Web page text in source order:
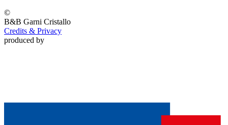
©
B&B Garni Cristallo
Credits & Privacy
produced by